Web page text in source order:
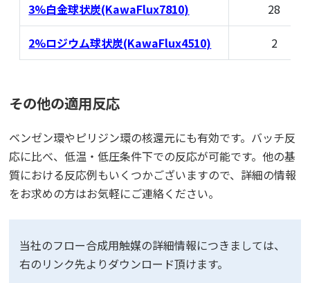
3%白金球状炭(KawaFlux7810) 28
2%ロジウム球状炭(KawaFlux4510) 2
その他の適用反応
ベンゼン環やピリジン環の核還元にも有効です。バッチ反
応に比べ、低温・低圧条件下での反応が可能です。他の基
質における反応例もいくつかございますので、詳細の情報
をお求めの方はお気軽にご連絡ください。
当社のフロー合成用触媒の詳細情報につきましては、
右のリンク先よりダウンロード頂けます。